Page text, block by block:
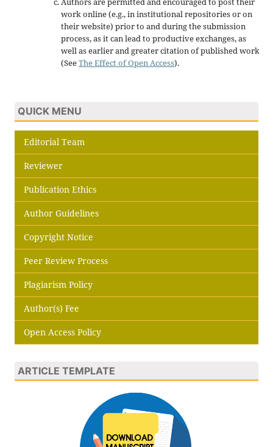
work online (e.g., in institutional repositories or on
their website) prior to and during the submission
process, as it can lead to productive exchanges, as
well as earlier and greater citation of published work
(SeeThe Effect of Open Access).
QUICK MENU
Editorial Team
Reviewer
Publication Ethics
Author Guidelines
Copyright Notice
Peer Review Process
Plagiarism Policy
Author(s) Fee
Open Access Policy
ARTICLE TEMPLATE